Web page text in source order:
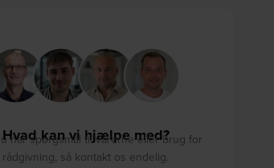
Hvad kan vi hjælpe med?
har spørgsmål til varerne eller brug for
rådgivning, så kontakt os endelig.